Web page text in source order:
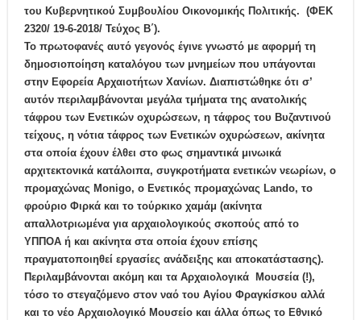
του Κυβερνητικού Συμβουλίου Οικονομικής Πολιτικής. (ΦΕΚ
2320/ 19-6-2018/ Τεύχος Β΄).
Το πρωτοφανές αυτό γεγονός έγινε γνωστό με αφορμή τη
δημοσιοποίηση καταλόγου των μνημείων που υπάγονται
στην Εφορεία Αρχαιοτήτων Χανίων. Διαπιστώθηκε ότι σ’
αυτόν περιλαμβάνονται μεγάλα τμήματα της ανατολικής
τάφρου των Ενετικών οχυρώσεων, η τάφρος του Βυζαντινού
τείχους, η νότια τάφρος των Ενετικών οχυρώσεων, ακίνητα
στα οποία έχουν έλθει στο φως σημαντικά μινωικά
αρχιτεκτονικά κατάλοιπα, συγκροτήματα ενετικών νεωρίων, ο
προμαχώνας Μοnigo, o Ενετικός προμαχώνας Lando, το
φρούριο Φιρκά και το τούρκικο χαμάμ (ακίνητα
απαλλοτριωμένα για αρχαιολογικούς σκοπούς από το
ΥΠΠΟΑ ή και ακίνητα στα οποία έχουν επίσης
πραγματοποιηθεί εργασίες ανάδειξης και αποκατάστασης).
Περιλαμβάνονται ακόμη και τα Αρχαιολογικά Μουσεία (!),
τόσο το στεγαζόμενο στον ναό του Αγίου Φραγκίσκου αλλά
και το νέο Αρχαιολογικό Μουσείο και άλλα όπως το Εθνικό